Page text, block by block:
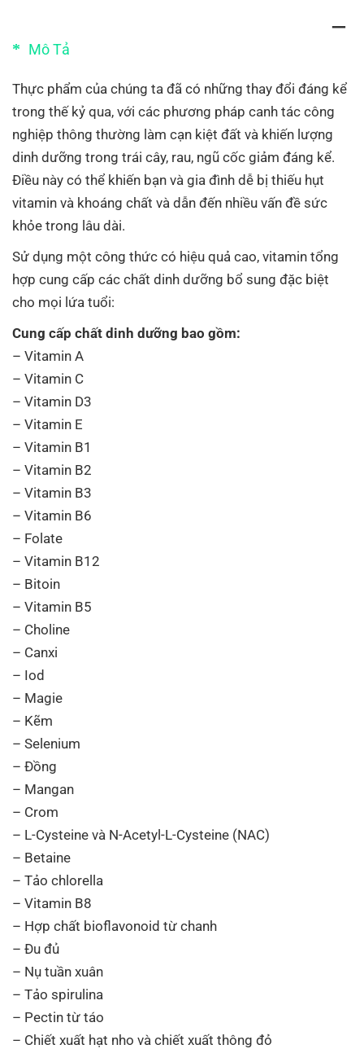
Mô Tả
Thực phẩm của chúng ta đã có những thay đổi đáng kể
trong thế kỷ qua, với các phương pháp canh tác công
nghiệp thông thường làm cạn kiệt đất và khiến lượng
dinh dưỡng trong trái cây, rau, ngũ cốc giảm đáng kể.
Điều này có thể khiến bạn và gia đình dễ bị thiếu hụt
vitamin và khoáng chất và dẫn đến nhiều vấn đề sức
khỏe trong lâu dài.
Sử dụng một công thức có hiệu quả cao, vitamin tổng
hợp cung cấp các chất dinh dưỡng bổ sung đặc biệt
cho mọi lứa tuổi:
Cung cấp chất dinh dưỡng bao gồm:
– Vitamin A
– Vitamin C
– Vitamin D3
– Vitamin E
– Vitamin B1
– Vitamin B2
– Vitamin B3
– Vitamin B6
– Folate
– Vitamin B12
– Bitoin
– Vitamin B5
– Choline
– Canxi
– Iod
– Magie
– Kẽm
– Selenium
– Đồng
– Mangan
– Crom
– L-Cysteine và N-Acetyl-L-Cysteine (NAC)
– Betaine
– Tảo chlorella
– Vitamin B8
– Hợp chất bioflavonoid từ chanh
– Đu đủ
– Nụ tuần xuân
– Tảo spirulina
– Pectin từ táo
– Chiết xuất hạt nho và chiết xuất thông đỏ